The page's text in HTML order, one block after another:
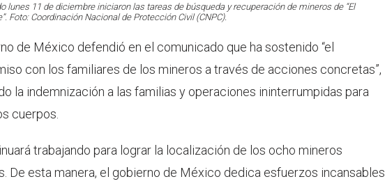
lunes 11 de diciembre iniciaron las tareas de búsqueda y recuperación de mineros de “El
Foto: Coordinación Nacional de Protección Civil (CNPC).
de México defendió en el comunicado que ha sostenido “el
con los familiares de los mineros a través de acciones concretas”,
la indemnización a las familias y operaciones ininterrumpidas para
cuerpos.
trabajando para lograr la localización de los ocho mineros
De esta manera, el gobierno de México dedica esfuerzos incansables